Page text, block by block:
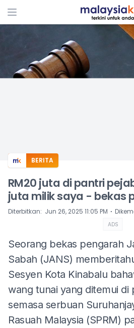
ADS
BERITA
RM20 juta di pantri
juta milik saya - bekas
Diterbitkan: Jun 26, 2025 11:05 PM ⋅
ADS
Seorang bekas pengarah
Sabah (JANS)
Sesyen Kota Kinabalu
wang tunai yang ditemui di
semasa serbuan
Rasuah Malaysia (SPRM)